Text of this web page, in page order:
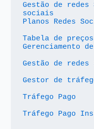
Gestão de
sociais
Planos Redes
Tabela de
Gerenciamento
Gestão de
Gestor de
Tráfego Pago
Tráfego Pago